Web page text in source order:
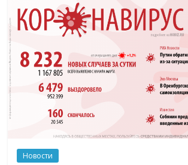
Новости